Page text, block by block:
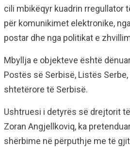
cili mbikëqyr kuadrin rregullator
për komunikimet elektronike,
postar dhe nga politikat e
Mbyllja e objekteve është
Postës së Serbisë, Listës
shtetërore të Serbisë.
Ushtruesi i detyrës së drejtorit
Zoran Angjellkoviq, ka
shërbime në përputhje me të